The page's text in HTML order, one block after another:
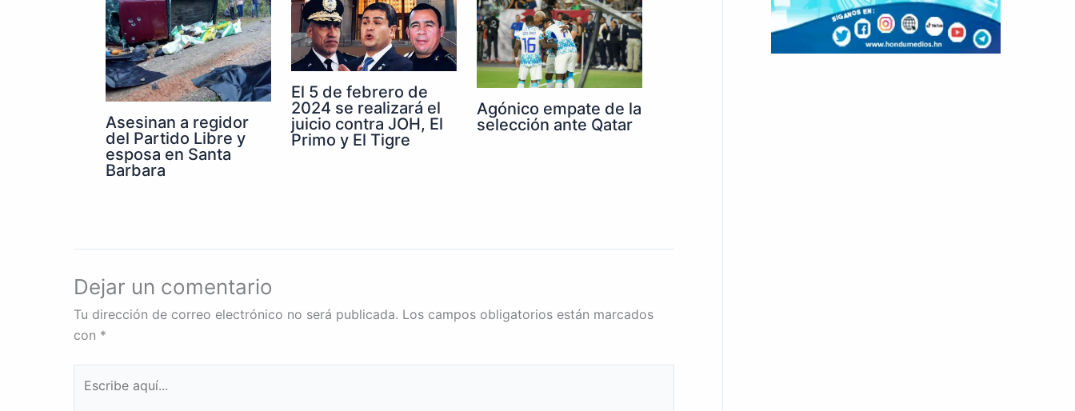
Asesinan a regidor
del Partido Libre y
esposa en Santa
Barbara
El 5 de febrero de
2024 se realizará el
juicio contra JOH, El
Primo y El Tigre
Agónico empate de la
selección ante Qatar
Dejar un comentario
Tu dirección de correo electrónico no será publicada. Los campos obligatorios están marcados
con *
aquí...